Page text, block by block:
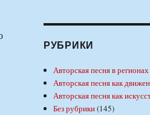
РУБРИКИ
Авторская песня в регионах
Авторская песня как
Авторская песня как
Без рубрики(145)